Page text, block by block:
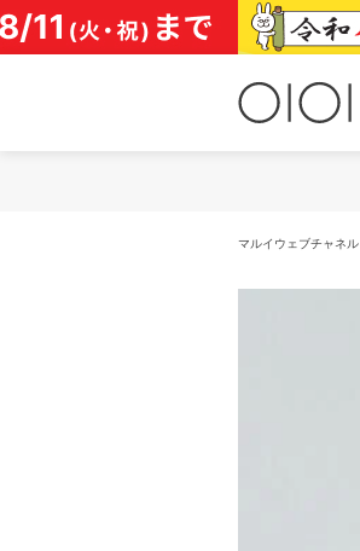
コ
ン
テ
マルイウェブチャネル